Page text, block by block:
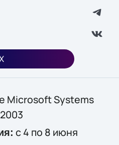
Microsoft Systems
с 4 по 8 июня